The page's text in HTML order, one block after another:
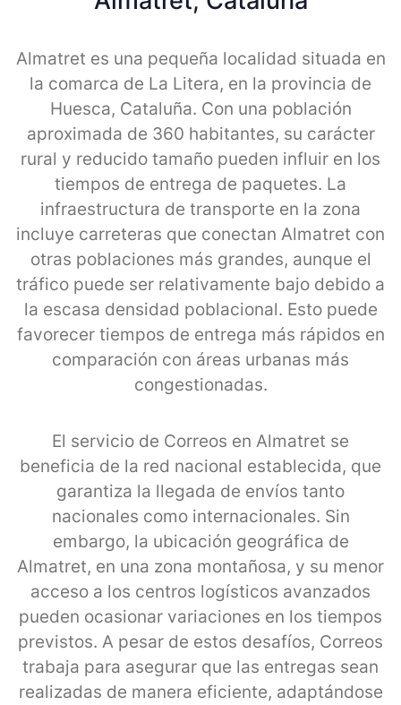
Almatret es una pequeña localidad situada en
la comarca de La Litera, en la provincia de
Huesca, Cataluña. Con una población
aproximada de 360 habitantes, su carácter
rural y reducido tamaño pueden influir en los
tiempos de entrega de paquetes. La
infraestructura de transporte en la zona
incluye carreteras que conectan Almatret con
otras poblaciones más grandes, aunque el
tráfico puede ser relativamente bajo debido a
la escasa densidad poblacional. Esto puede
favorecer tiempos de entrega más rápidos en
comparación con áreas urbanas más
congestionadas.
El servicio de Correos en Almatret se
beneficia de la red nacional establecida, que
garantiza la llegada de envíos tanto
nacionales como internacionales. Sin
embargo, la ubicación geográfica de
Almatret, en una zona montañosa, y su menor
acceso a los centros logísticos avanzados
pueden ocasionar variaciones en los tiempos
previstos. A pesar de estos desafíos, Correos
trabaja para asegurar que las entregas sean
realizadas de manera eficiente, adaptándose